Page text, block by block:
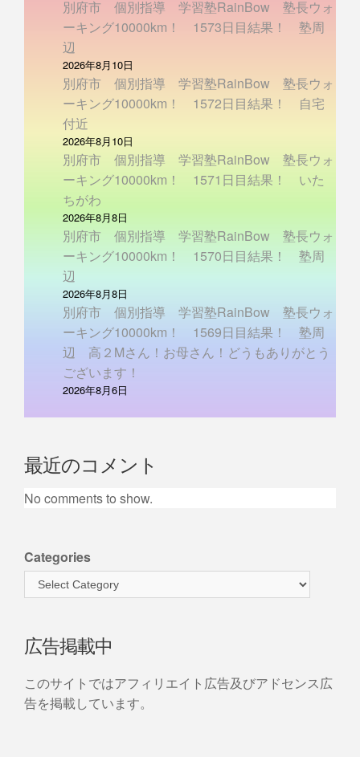
別府市 個別指導 学習塾RainBow 塾長ウォ
ーキング10000km！ 1573日目結果！ 塾周
辺
2026年8月10日
別府市 個別指導 学習塾RainBow 塾長ウォ
ーキング10000km！ 1572日目結果！ 自宅
付近
2026年8月10日
別府市 個別指導 学習塾RainBow 塾長ウォ
ーキング10000km！ 1571日目結果！ いた
ちがわ
2026年8月8日
別府市 個別指導 学習塾RainBow 塾長ウォ
ーキング10000km！ 1570日目結果！ 塾周
辺
2026年8月8日
別府市 個別指導 学習塾RainBow 塾長ウォ
ーキング10000km！ 1569日目結果！ 塾周
辺 高２Mさん！お母さん！どうもありがとう
ございます！
2026年8月6日
最近のコメント
No comments to show.
Categories
広告掲載中
このサイトではアフィリエイト広告及びアドセンス広
告を掲載しています。